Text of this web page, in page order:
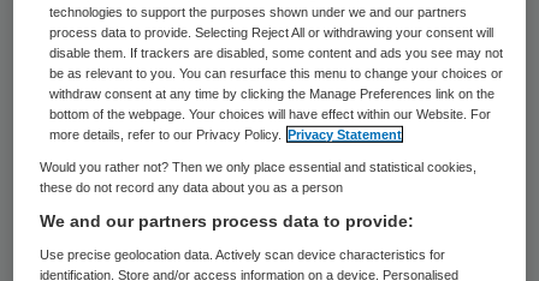
Die aanbevelingen doet het comité van de
Raad van Europa dat marteling en
onmenselijke behandeling (CPT) moet
tegengaan. Dat pleit ook voor betere
medische screening van nieuwe
gevangenen en een minder straffende en
meer medische benadering van
drugsverslaafden. Het CPT bezocht vorig
technologies to support the purposes shown under we and our partners
process data to provide. Selecting Reject All or withdrawing your consent will
disable them. If trackers are disabled, some content and ads you see may not
be as relevant to you. You can resurface this menu to change your choices or
withdraw consent at any time by clicking the Manage Preferences link on the
bottom of the webpage. Your choices will have effect within our Website. For
more details, refer to our Privacy Policy.
Privacy Statement
Would you rather not? Then we only place essential and statistical cookies,
these do not record any data about you as a person
We and our partners process data to provide:
Use precise geolocation data. Actively scan device characteristics for
identification. Store and/or access information on a device. Personalised